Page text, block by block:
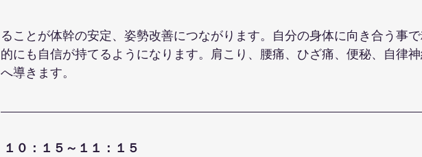
ることが体幹の安定、姿勢改善につながります。自分の身体に向き合う事
的にも自信が持てるようになります。肩こり、腰痛、ひざ痛、便秘、自律
へ導きます。
１０：１５～１１：１５